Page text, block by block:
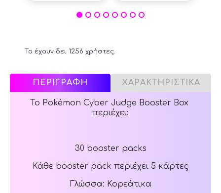
Το έχουν δει 1256 χρήστες.
ΠΕΡΙΓΡΑΦΗ ΧΑΡΑΚΤΗΡΙΣΤΙΚΑ
Το Pokémon Cyber Judge Booster Box
περιέχει:
30 booster packs
Κάθε booster pack περιέχει 5 κάρτες
Γλώσσα: Κορεάτικα